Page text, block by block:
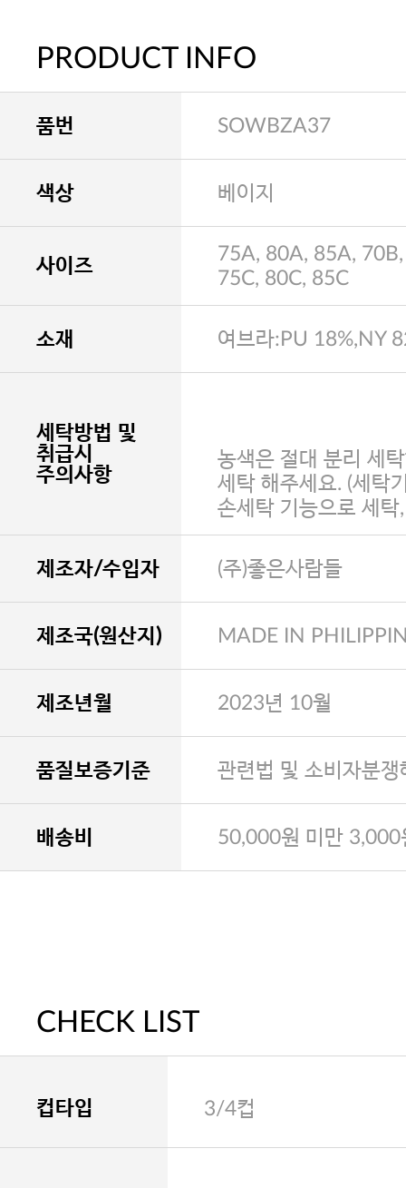
PRODUCT INFO
품번 SOWBZA37
색상 베이지
사이즈
75A, 80A, 85A,
75C, 80C, 85C
소재 여브라:PU 18%,NY
세탁방법 및
취급시
주의사항
농색은 절대 분리 세
세탁 해주세요. (세탁
손세탁 기능으로 세탁
제조자/수입자 (주)좋은사람들
제조국(원산지) MADE IN
제조년월 2023년 10월
품질보증기준 관련법 및 소비자분
배송비 50,000원 미만 3,000
CHECK LIST
컵타입 3/4컵